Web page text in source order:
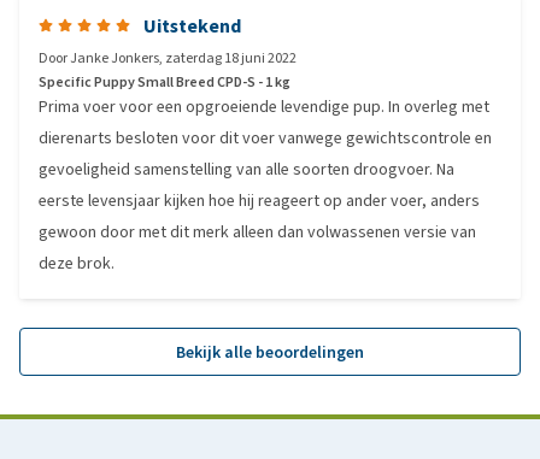
Uitstekend
DoorJanke Jonkers, zaterdag 18 juni 2022
Specific Puppy Small Breed CPD-S - 1 kg
Prima voer voor een opgroeiende levendige pup. In overleg met
dierenarts besloten voor dit voer vanwege gewichtscontrole en
gevoeligheid samenstelling van alle soorten droogvoer. Na
eerste levensjaar kijken hoe hij reageert op ander voer, anders
gewoon door met dit merk alleen dan volwassenen versie van
deze brok.
Bekijk alle beoordelingen